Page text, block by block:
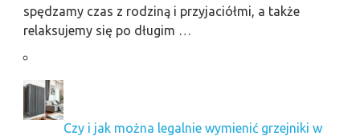
spędzamy czas z rodziną i przyjaciółmi, a także
relaksujemy się po długim …
Czy i jak można legalnie wymienić grzejniki w